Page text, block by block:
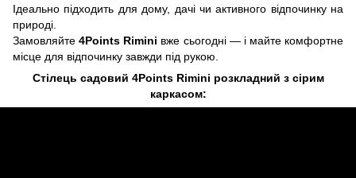
Ідеально підходить для дому, дачі чи активного відпочинку на
природі.
Замовляйте4Points Rimini вже сьогодні — і майте комфортне
місце для відпочинку завжди під рукою.
Стілець садовий 4Points Rimini розкладний з сірим
каркасом: